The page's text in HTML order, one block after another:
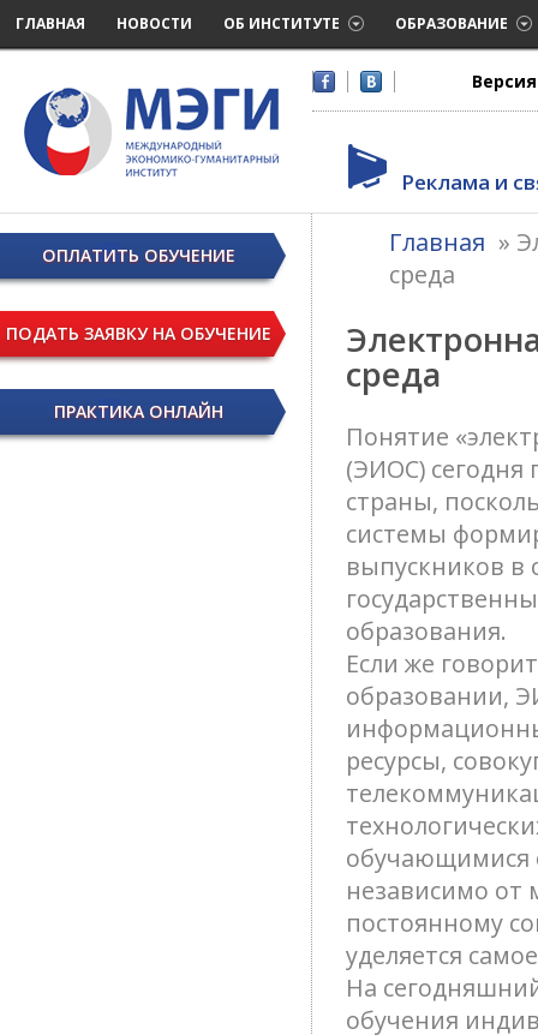
Реклама и
ГЛАВНАЯ НОВОСТИ ОБ ИНСТИТУТЕ ОБРАЗОВАНИЕ
ОПЛАТИТЬ ОБУЧЕНИЕ
ПОДАТЬ ЗАЯВКУ НА ОБУЧЕНИЕ
ПРАКТИКА ОНЛАЙН
Главная »
среда
среда
Понятие
(ЭИОС) сегодня
страны,
системы
выпускников в
образования.
Если же
образовании,
ресурсы,
обучающимися
независимо от
постоянному
уделяется
На
обучения